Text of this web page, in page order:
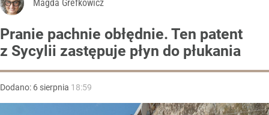
Magda Grefkowicz
Pranie pachnie obłędnie. Ten patent
z Sycylii zastępuje płyn do płukania
Dodano: 6 sierpnia 18:59